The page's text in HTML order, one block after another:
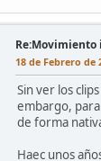
18 de Febrero de
Sin ver los
embargo,
de forma
Haec unos